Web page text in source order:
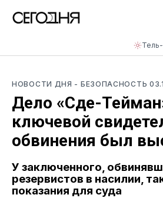
НОВОСТИ ДНЯ - БЕЗОПАСНОСТЬ
Дело «Сде-
ключевой
обвинения был
У заключенного,
резервистов в насилии,
показания для суда